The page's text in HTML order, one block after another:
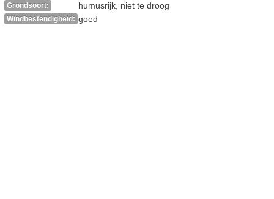
Grondsoort: humusrijk, niet te droog
Windbestendigheid: goed